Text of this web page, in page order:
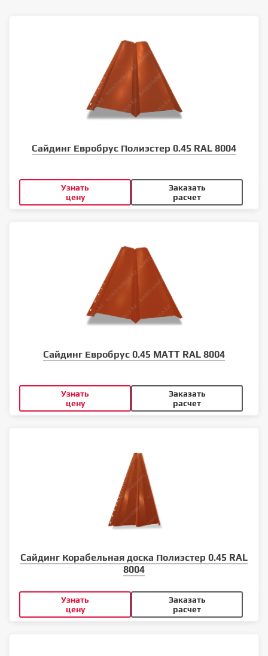
Сайдинг Евробрус Полиэстер 0.45 RAL 8004
Узнать
цену
Заказать
расчет
Сайдинг Евробрус 0.45 MATT RAL 8004
Узнать
цену
Заказать
расчет
Сайдинг Корабельная доска Полиэстер 0.45 RAL
8004
Узнать
цену
Заказать
расчет